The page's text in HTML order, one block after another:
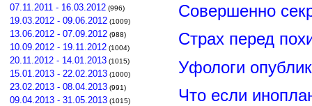
07.11.2011 - 16.03.2012 (996)
19.03.2012 - 09.06.2012 (1009)
13.06.2012 - 07.09.2012 (988)
10.09.2012 - 19.11.2012 (1004)
20.11.2012 - 14.01.2013 (1015)
15.01.2013 - 22.02.2013 (1000)
23.02.2013 - 08.04.2013 (991)
09.04.2013 - 31.05.2013 (1015)
Совершенно
Страх перед
Уфологи
Что если